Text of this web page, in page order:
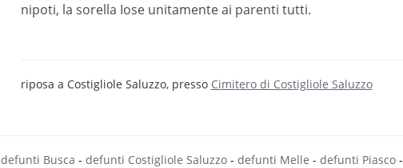
nipoti, la sorella Iose unitamente ai parenti tutti.
riposa a Costigliole Saluzzo, presso Cimitero di Costigliole Saluzzo
defunti Busca - defunti Costigliole Saluzzo- defunti Melle - defunti Piasco-